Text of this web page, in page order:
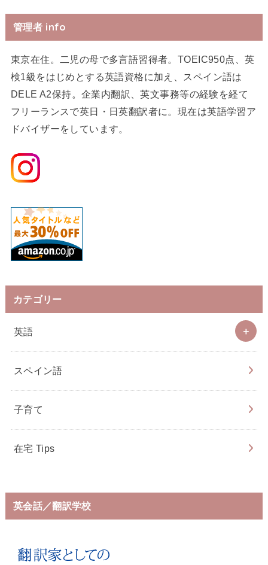
管理者 info
東京在住。二児の母で多言語習得者。TOEIC950点、英
検1級をはじめとする英語資格に加え、スペイン語は
DELE A2保持。企業内翻訳、英文事務等の経験を経て
フリーランスで英日・日英翻訳者に。現在は英語学習ア
ドバイザーをしています。
カテゴリー
英語
スペイン語
子育て
在宅 Tips
英会話／翻訳学校